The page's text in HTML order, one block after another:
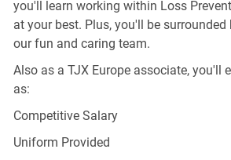
you'll learn working within Loss
at your best. Plus, you'll be
our fun and caring team.
Also as a TJX Europe associate, you'll
as:
Competitive Salary
Uniform Provided